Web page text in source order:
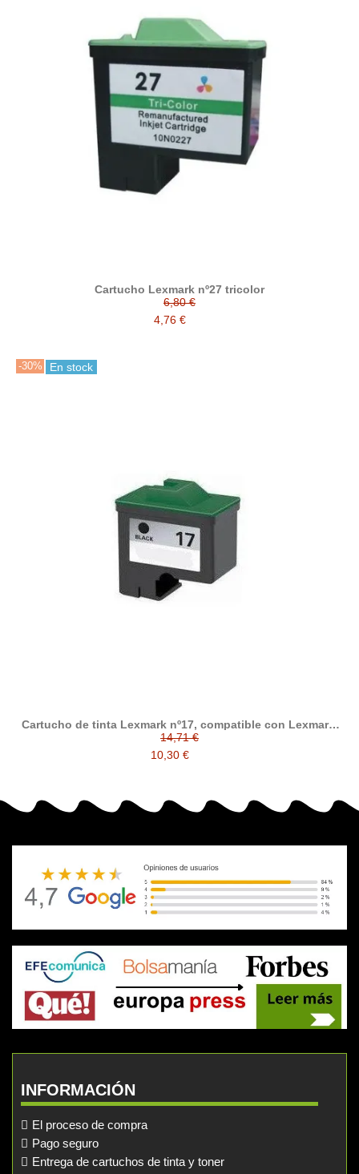
Cartucho Lexmark nº27 tricolor
6,80 €
4,76 €
-30% En stock
Cartucho de tinta Lexmark nº17, compatible con Lexmark,
negro
14,71 €
10,30 €
INFORMACIÓN
El proceso de compra
Pago seguro
Entrega de cartuchos de tinta y toner